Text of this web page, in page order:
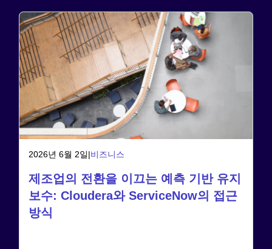
2026년 6월 2일|비즈니스
제조업의 전환을 이끄는 예측 기반 유지
보수: Cloudera와 ServiceNow의 접근
방식